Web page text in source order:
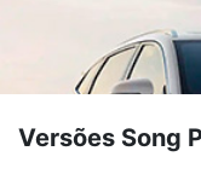
Versões Song